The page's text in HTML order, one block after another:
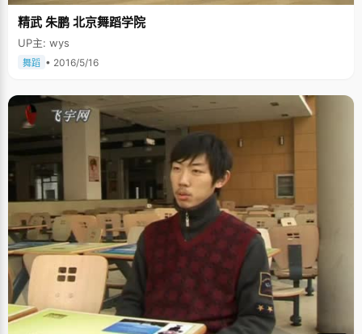
精武 朱鹏 北京舞蹈学院
UP主: wys
舞蹈 • 2016/5/16